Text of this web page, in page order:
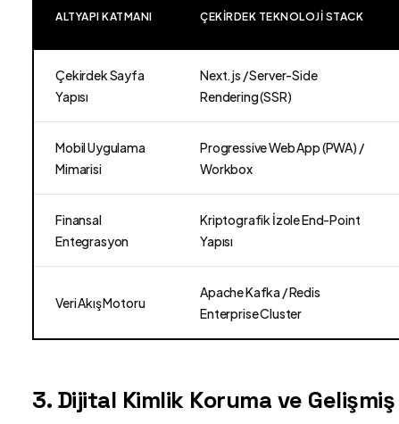
ALTYAPI KATMANI ÇEKIRDEK TEKNOLOJI STACK
Çekirdek Sayfa
Yapısı
Next.js / Server-Side
Rendering (SSR)
Mobil Uygulama
Mimarisi
Progressive Web App (PWA) /
Workbox
Finansal
Entegrasyon
Kriptografik İzole End-Point
Yapısı
Veri Akış Motoru
Apache Kafka / Redis
Enterprise Cluster
3. Dijital Kimlik Koruma ve